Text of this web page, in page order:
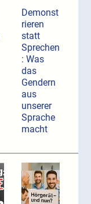
Demonst
rieren
statt
Sprechen
: Was
das
Gendern
aus
unserer
Sprache
macht